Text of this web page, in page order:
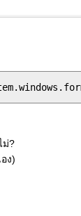
ม่?
ง)